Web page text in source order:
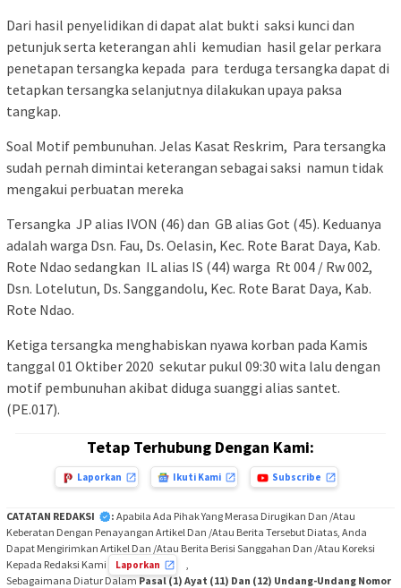
Dari hasil penyelidikan di dapat alat bukti saksi kunci dan
petunjuk serta keterangan ahli kemudian hasil gelar perkara
penetapan tersangka kepada para terduga tersangka dapat di
tetapkan tersangka selanjutnya dilakukan upaya paksa
tangkap.
Soal Motif pembunuhan. Jelas Kasat Reskrim, Para tersangka
sudah pernah dimintai keterangan sebagai saksi namun tidak
mengakui perbuatan mereka
Tersangka JP alias IVON (46) dan GB alias Got (45). Keduanya
adalah warga Dsn. Fau, Ds. Oelasin, Kec. Rote Barat Daya, Kab.
Rote Ndao sedangkan IL alias IS (44) warga Rt 004 / Rw 002,
Dsn. Lotelutun, Ds. Sanggandolu, Kec. Rote Barat Daya, Kab.
Rote Ndao.
Ketiga tersangka menghabiskan nyawa korban pada Kamis
tanggal 01 Oktiber 2020 sekutar pukul 09:30 wita lalu dengan
motif pembunuhan akibat diduga suanggi alias santet.
(PE.017).
Tetap Terhubung Dengan Kami:
Laporkan Ikuti Kami Subscribe
CATATAN REDAKSI : Apabila Ada Pihak Yang Merasa Dirugikan Dan /Atau
Keberatan Dengan Penayangan Artikel Dan /Atau Berita Tersebut Diatas, Anda
Dapat Mengirimkan Artikel Dan /Atau Berita Berisi Sanggahan Dan /Atau Koreksi
Kepada Redaksi Kami
Laporkan
Sebagaimana Diatur DalamPasal (1) Ayat (11) Dan (12) Undang-Undang Nomor